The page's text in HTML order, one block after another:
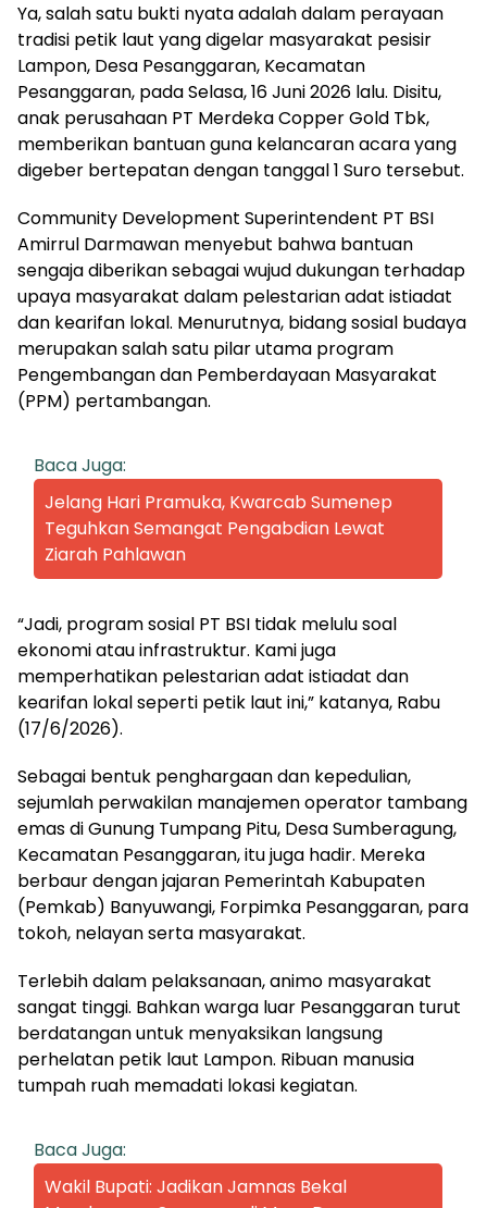
Ya, salah satu bukti nyata adalah dalam perayaan
tradisi petik laut yang digelar masyarakat pesisir
Lampon, Desa Pesanggaran, Kecamatan
Pesanggaran, pada Selasa, 16 Juni 2026 lalu. Disitu,
anak perusahaan PT Merdeka Copper Gold Tbk,
memberikan bantuan guna kelancaran acara yang
digeber bertepatan dengan tanggal 1 Suro tersebut.
Community Development Superintendent PT BSI
Amirrul Darmawan menyebut bahwa bantuan
sengaja diberikan sebagai wujud dukungan terhadap
upaya masyarakat dalam pelestarian adat istiadat
dan kearifan lokal. Menurutnya, bidang sosial budaya
merupakan salah satu pilar utama program
Pengembangan dan Pemberdayaan Masyarakat
(PPM) pertambangan.
Baca Juga:
Jelang Hari Pramuka, Kwarcab Sumenep
Teguhkan Semangat Pengabdian Lewat
Ziarah Pahlawan
“Jadi, program sosial PT BSI tidak melulu soal
ekonomi atau infrastruktur. Kami juga
memperhatikan pelestarian adat istiadat dan
kearifan lokal seperti petik laut ini,” katanya, Rabu
(17/6/2026).
Sebagai bentuk penghargaan dan kepedulian,
sejumlah perwakilan manajemen operator tambang
emas di Gunung Tumpang Pitu, Desa Sumberagung,
Kecamatan Pesanggaran, itu juga hadir. Mereka
berbaur dengan jajaran Pemerintah Kabupaten
(Pemkab) Banyuwangi, Forpimka Pesanggaran, para
tokoh, nelayan serta masyarakat.
Terlebih dalam pelaksanaan, animo masyarakat
sangat tinggi. Bahkan warga luar Pesanggaran turut
berdatangan untuk menyaksikan langsung
perhelatan petik laut Lampon. Ribuan manusia
tumpah ruah memadati lokasi kegiatan.
Baca Juga:
Wakil Bupati: Jadikan Jamnas Bekal